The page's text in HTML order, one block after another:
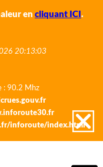
en cliquant ICI.
20:13:03
: 90.2 Mhz
inforoute/index.html